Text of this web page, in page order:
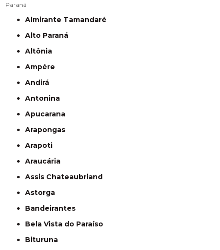
Paraná
Almirante Tamandaré
Alto Paraná
Altônia
Ampére
Andirá
Antonina
Apucarana
Arapongas
Arapoti
Araucária
Assis Chateaubriand
Astorga
Bandeirantes
Bela Vista do Paraíso
Bituruna